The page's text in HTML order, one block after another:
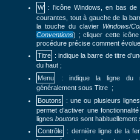
W
: l’icône Windows, en bas
courantes, tout à gauche de la
la touche du clavier Windows/
Conventions) ;cliquer cette
procédure précise comment
Titre : indique la barre de titre
du haut ;
Menu
: indique la ligne du
généralement sous Titre ;
Boutons
: une ou plusieurs
permet d’activer une
lignes boutons sont habituellement
Contrôle
: dernière ligne de la